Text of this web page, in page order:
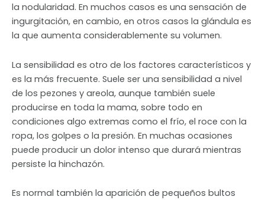
la nodularidad. En muchos casos es una sensación de
ingurgitación, en cambio, en otros casos la glándula es
la que aumenta considerablemente su volumen.
La sensibilidad es otro de los factores característicos y
es la más frecuente. Suele ser una sensibilidad a nivel
de los pezones y areola, aunque también suele
producirse en toda la mama, sobre todo en
condiciones algo extremas como el frío, el roce con la
ropa, los golpes o la presión. En muchas ocasiones
puede producir un dolor intenso que durará mientras
persiste la hinchazón.
Es normal también la aparición de pequeños bultos